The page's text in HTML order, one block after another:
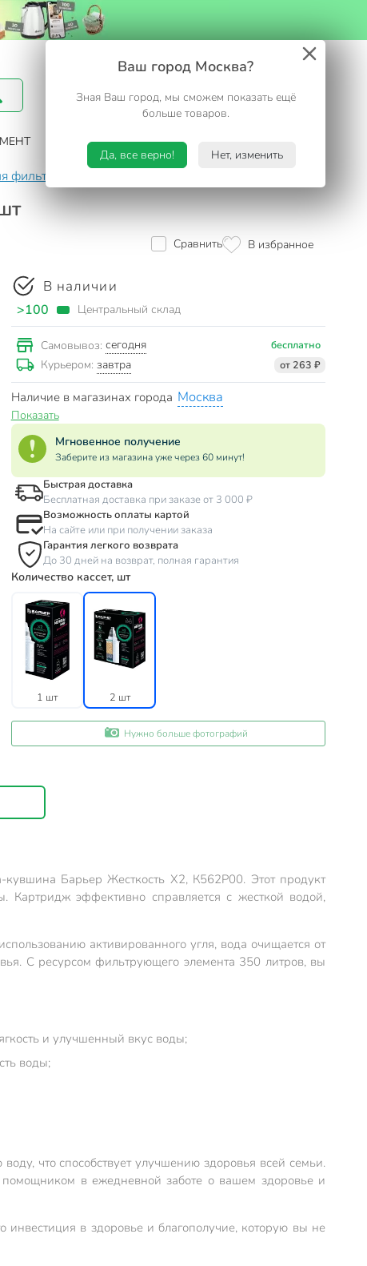
Ваш город Москва?
Зная Ваш город, мы сможем показать ещё
больше товаров.
Да, все верно! Нет, изменить
Корзина
САД И ОГОРОД ТУРИЗМ. ОТДЫХ НА ДАЧЕ
фильтров-кувшинов
Сравнить В избранное
В наличии
>100 Центральный склад
Самовывоз: сегодня бесплатно
Курьером: завтра от 263 ₽
Наличие в магазинах города Москва
Показать
Мгновенное получение
Заберите из магазина уже через 60 минут!
Быстрая доставка
Бесплатная доставка при заказе от 3 000 ₽
Возможность оплаты картой
На сайте или при получении заказа
Гарантия легкого возврата
До 30 дней на возврат, полная гарантия
Количество кассет, шт
1 шт 2 шт
Нужно больше фотографий
Барьер Жесткость Х2, К562Р00. Этот продукт
Картридж эффективно справляется с жесткой водой,
активированного угля, вода очищается от
С ресурсом фильтрующего элемента 350 литров, вы
и улучшенный вкус воды;
воды;
что способствует улучшению здоровья всей семьи.
в ежедневной заботе о вашем здоровье и
в здоровье и благополучие, которую вы не